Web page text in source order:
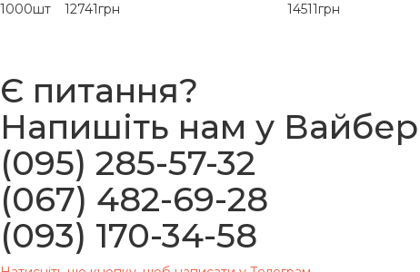
1000шт
12741грн 14511грн
Є питання?
Напишіть нам у
(095) 285-57-32
(067) 482-69-28
(093) 170-34-58